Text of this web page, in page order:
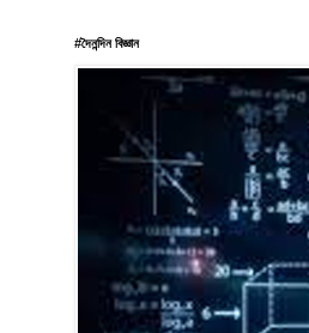
#দৈনন্দিন বিজ্ঞান